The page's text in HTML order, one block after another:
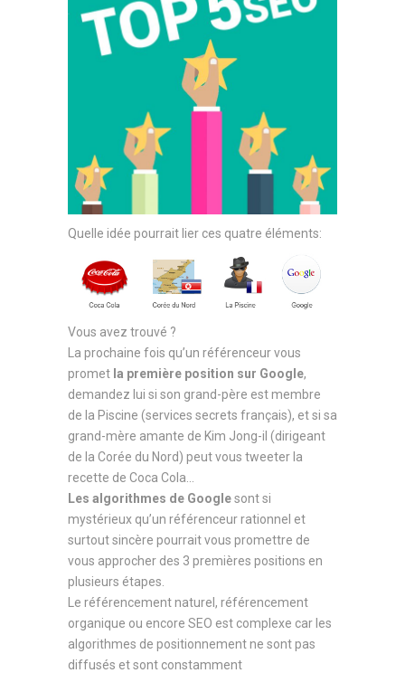
Quelle idée pourrait lier ces quatre éléments:
Vous avez trouvé ?
La prochaine fois qu’un référenceur vous
promet la première position sur Google,
demandez lui si son grand-père est membre
de la Piscine (services secrets français), et si sa
grand-mère amante de Kim Jong-il (dirigeant
de la Corée du Nord) peut vous tweeter la
recette de Coca Cola…
Les algorithmes de Googlesont si
mystérieux qu’un référenceur rationnel et
surtout sincère pourrait vous promettre de
vous approcher des 3 premières positions en
plusieurs étapes.
Le référencement naturel, référencement
organique ou encore SEO est complexe car les
algorithmes de positionnement ne sont pas
diffusés et sont constamment